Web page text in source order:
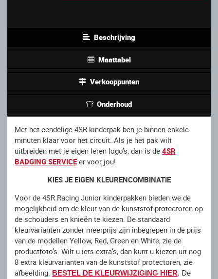
Beschrijving
Maattabel
Verkooppunten
Onderhoud
Met het eendelige 4SR kinderpak ben je binnen enkele
minuten klaar voor het circuit. Als je het pak wilt
uitbreiden met je eigen leren logo’s, dan is de 4SR
BADGING SERVICE er voor jou!
KIES JE EIGEN KLEURENCOMBINATIE
Voor de 4SR Racing Junior kinderpakken bieden we de
mogelijkheid om de kleur van de kunststof protectoren op
de schouders en knieën te kiezen. De standaard
kleurvarianten zonder meerprijs zijn inbegrepen in de prijs
van de modellen Yellow, Red, Green en White, zie de
productfoto’s. Wilt u iets extra’s, dan kunt u kiezen uit nog
8 extra kleurvarianten van de kunststof protectoren, zie
afbeelding. BESTEL DE KLEURWIJZIGING HIER. De